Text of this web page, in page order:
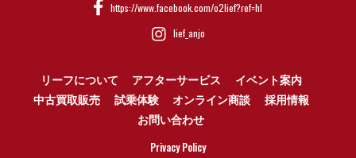
https://www.facebook.com/o2lief?ref=hl
lief_anjo
リーフについて アフターサービス
イベント案内
中古買取販売
試乗体験 オンライン商談
採用情報
お問い合わせ
Privacy Policy